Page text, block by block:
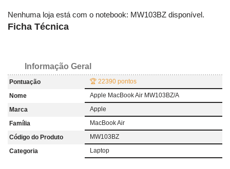
Nenhuma loja está com o notebook: MW103BZ disponível.
Ficha Técnica
Informação Geral
Pontuação
🏆 22390 pontos
Nome
Apple MacBook Air MW103BZ/A
Marca
Apple
Família
MacBook Air
Código do Produto
MW103BZ
Categoria
Laptop